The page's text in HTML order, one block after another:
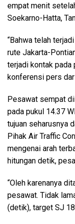
empat menit
Soekarno-Hatta,
“Bahwa telah
rute Jakarta-
terjadi kontak pada
konferensi pers
Pesawat sempat
pada pukul 14.37
tujuan seharusnya
Pihak Air Traffic
mengenai arah
hitungan detik,
“Oleh karenanya
pesawat. Tidak
(detik), target SJ